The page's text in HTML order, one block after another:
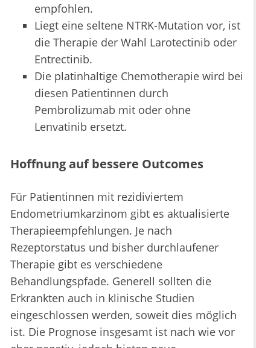
empfohlen.
Liegt eine seltene NTRK-Mutation vor, ist
die Therapie der Wahl Larotectinib oder
Entrectinib.
Die platinhaltige Chemotherapie wird bei
diesen Patientinnen durch
Pembrolizumab mit oder ohne
Lenvatinib ersetzt.
Hoffnung auf bessere Outcomes
Für Patientinnen mit rezidiviertem
Endometriumkarzinom gibt es aktualisierte
Therapieempfehlungen. Je nach
Rezeptorstatus und bisher durchlaufener
Therapie gibt es verschiedene
Behandlungspfade. Generell sollten die
Erkrankten auch in klinische Studien
eingeschlossen werden, soweit dies möglich
ist. Die Prognose insgesamt ist nach wie vor